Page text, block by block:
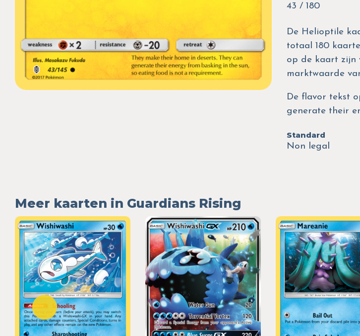
43 / 180
De Helioptile
totaal 180
op de kaart zijn
marktwaarde
De flavor tekst
generate their
Standard
Non legal
Meer kaarten in Guardians Rising